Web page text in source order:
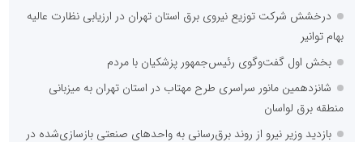
درخشش شرکت توزیع نیروی برق استان تهران در ارزیابی نظارت عالیه
بهام توانیر
بخش اول گفت‌وگوی رئیس‌جمهور پزشکیان با مردم
شانزدهمین مانور سراسری طرح مهتاب در استان تهران به میزبانی
منطقه برق لواسان
بازدید وزیر نیرو از روند برق‌رسانی به واحدهای صنعتی بازسازی‌شده در